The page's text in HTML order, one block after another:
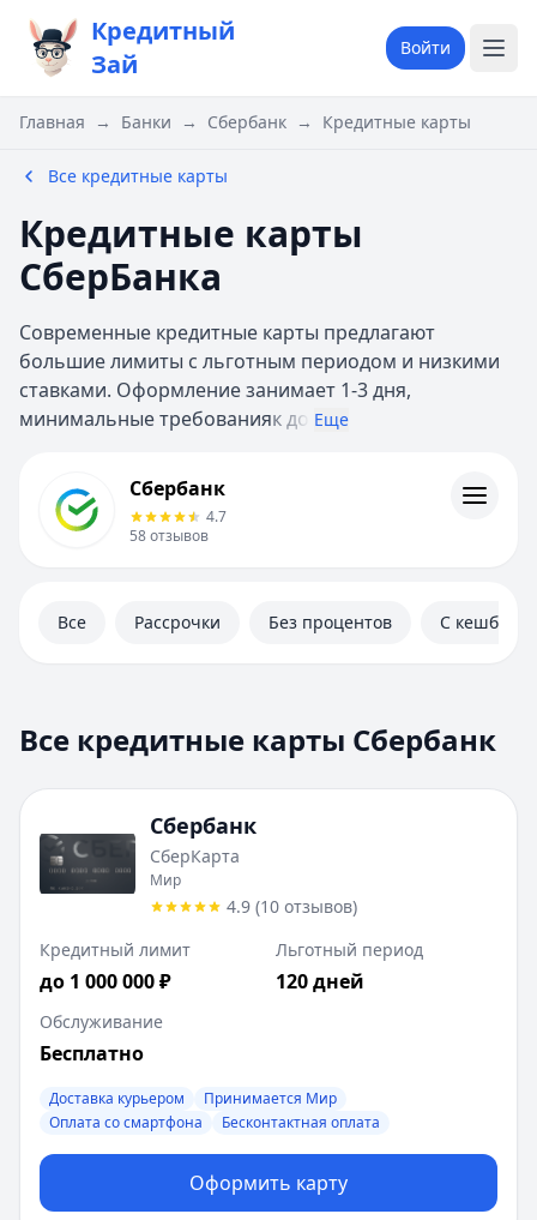
Кредитный
Зай
Войти
Главная → Банки → Сбербанк → Кредитные карты
Все кредитные карты
Кредитные карты
СберБанка
Современные кредитные карты предлагают
большие лимиты с льготным периодом и низкими
ставками. Оформление занимает 1-3 дня,
минимальные требованияк до Еще
Кредиты
Кредитные карты
Отделения
Банкоматы
Контакты
Личный кабинет
Полезная информация
Сбербанк
4.7
58отзывов
Все Рассрочки Без процентов С кешбэком
Все кредитные карты Сбербанк
Сбербанк
СберКарта
Мир
4.9 (10 отзывов)
Кредитный лимит
до 1 000 000 ₽
Льготный период
120 дней
Обслуживание
Бесплатно
Доставка курьером
Принимается Мир
Оплата со смартфона
Бесконтактная оплата
Оформить карту